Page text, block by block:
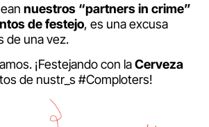
nuestros “partners in crime”
de festejo, es una excusa
de una vez.
¡Festejando con laCerveza
de nustr_s #Comploters!